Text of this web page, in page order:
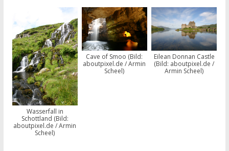
Wasserfall in
Schottland (Bild:
aboutpixel.de / Armin
Scheel)
Cave of Smoo (Bild:
aboutpixel.de / Armin
Scheel)
Eilean Donnan Castle
(Bild: aboutpixel.de /
Armin Scheel)